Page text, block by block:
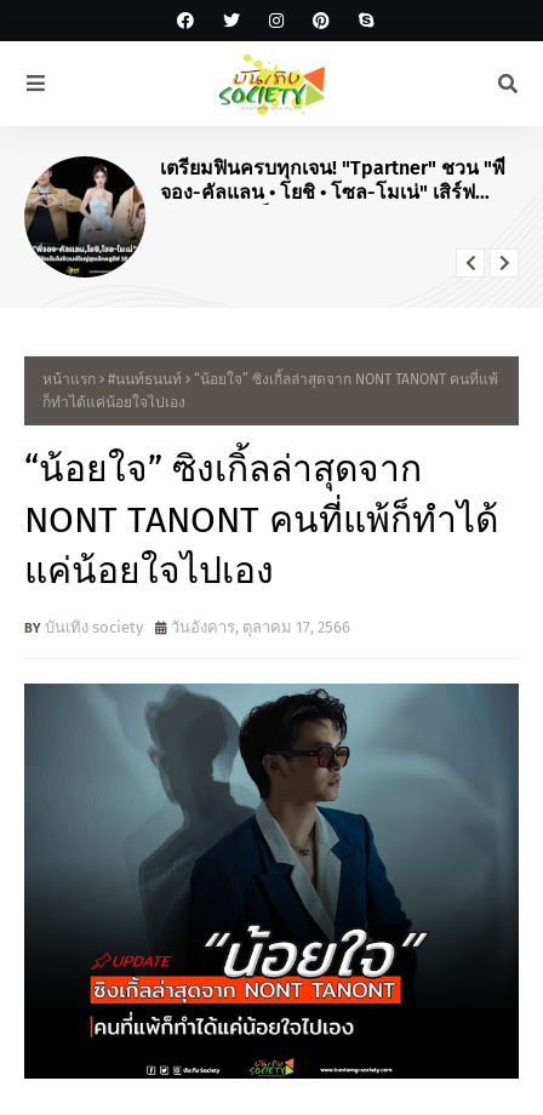
เตรียมฟินครบทุกเจน! "Tpartner" ชวน "พี่
จอง-คัลแลน • โยชิ • โซล-โมเน่" เสิร์ฟ
หน้าแรก #นนท์ธนนท์
“น้อยใจ” ซิงเกิ้ลล่าสุดจาก NONT TANONT คนที่แพ้
ก็ทำได้แค่น้อยใจไปเอง
“น้อยใจ” ซิงเกิ้ลล่าสุดจาก
NONT TANONT คนที่แพ้ก็ทำได้
แค่น้อยใจไปเอง
บันเทิง society วันอังคาร, ตุลาคม 17, 2566